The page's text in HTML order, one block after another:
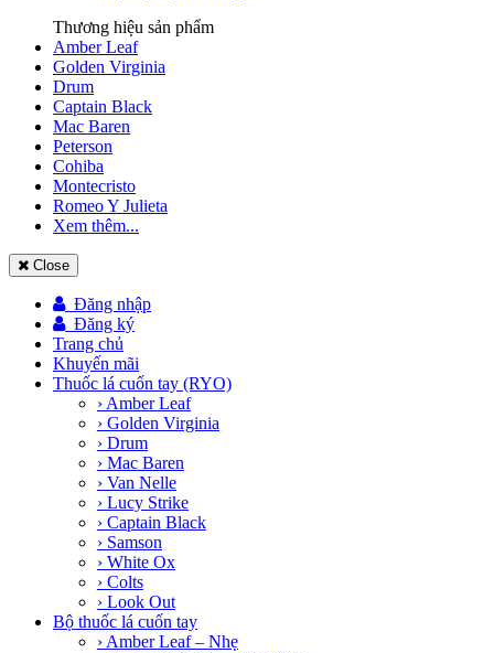
Thương hiệu sản phẩm
Amber Leaf
Golden Virginia
Drum
Captain Black
Mac Baren
Peterson
Cohiba
Montecristo
Romeo Y Julieta
Xem thêm...
Close
Đăng nhập
Đăng ký
Trang chủ
Khuyến mãi
Thuốc lá cuốn tay (RYO)
› Amber Leaf
› Golden Virginia
› Drum
› Mac Baren
› Van Nelle
› Lucy Strike
› Captain Black
› Samson
› White Ox
› Colts
› Look Out
Bộ thuốc lá cuốn tay
› Amber Leaf – Nhẹ